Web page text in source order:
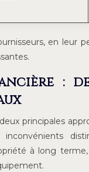
en leur
:
principales
à long